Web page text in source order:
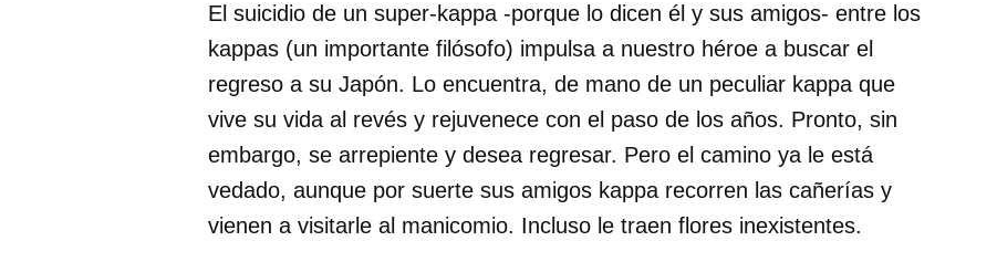
El suicidio de un super-kappa -porque lo dicen él y sus amigos- entre los
kappas (un importante filósofo) impulsa a nuestro héroe a buscar el
regreso a su Japón. Lo encuentra, de mano de un peculiar kappa que
vive su vida al revés y rejuvenece con el paso de los años. Pronto, sin
embargo, se arrepiente y desea regresar. Pero el camino ya le está
vedado, aunque por suerte sus amigos kappa recorren las cañerías y
vienen a visitarle al manicomio. Incluso le traen flores inexistentes.